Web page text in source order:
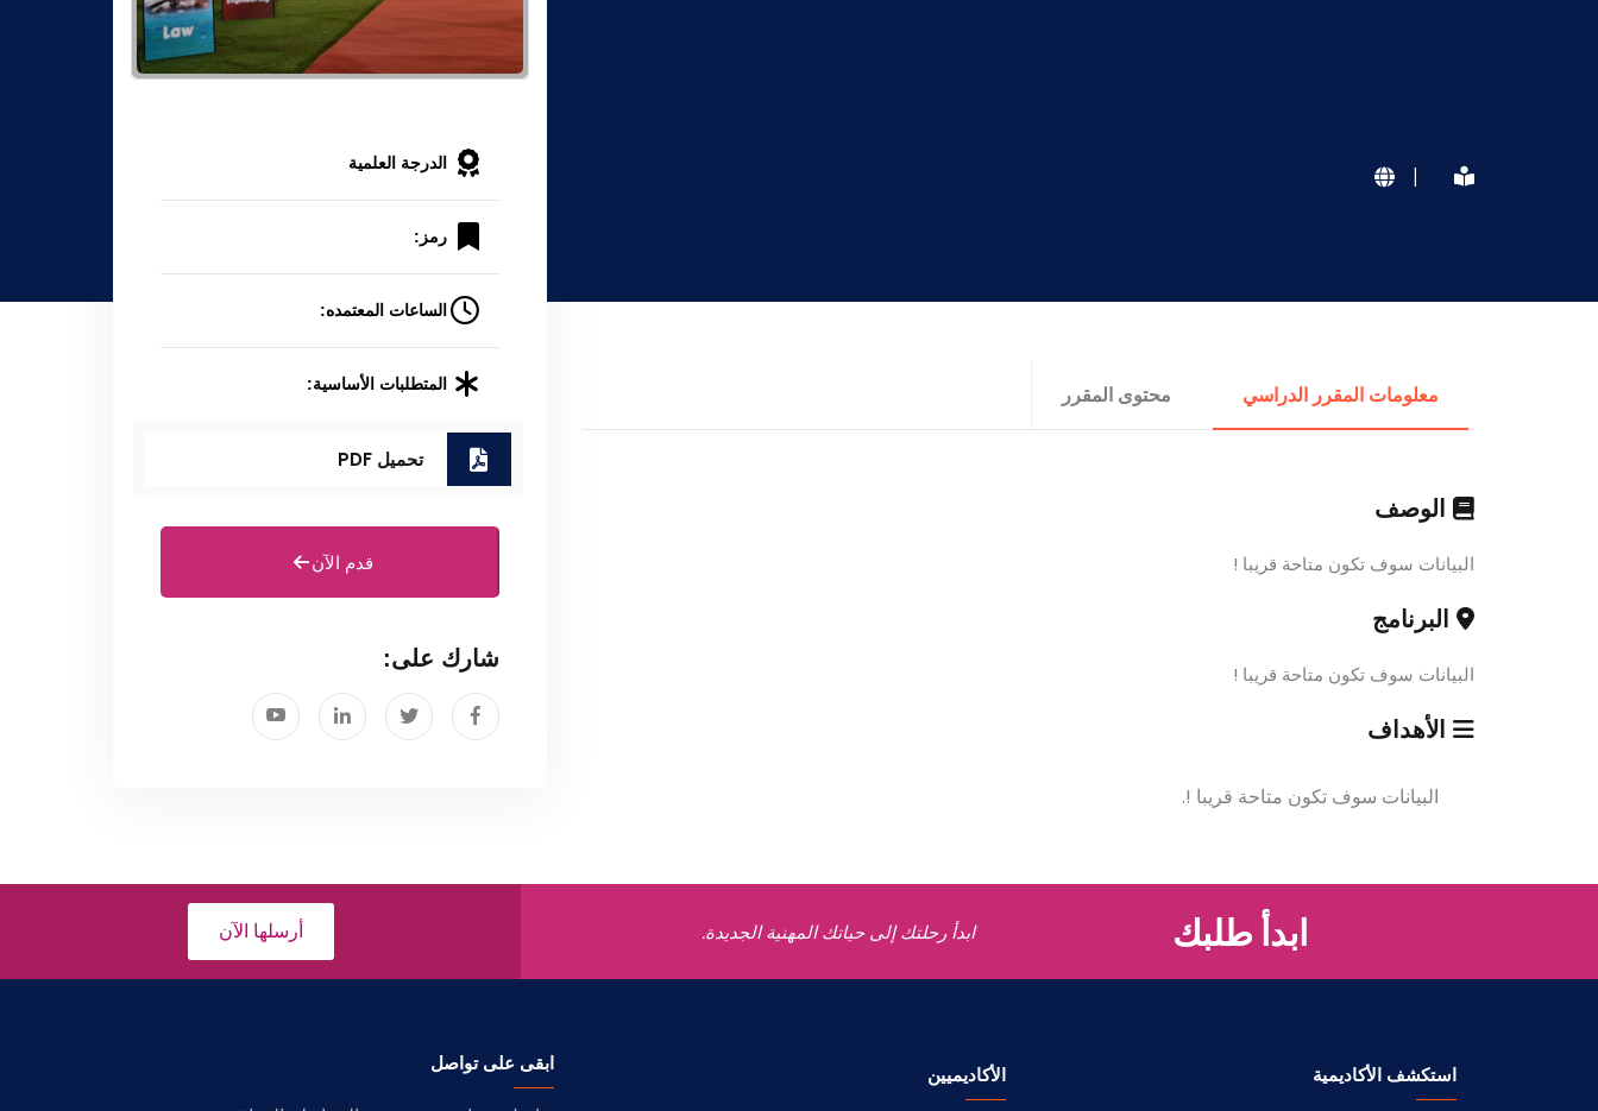
|
معلومات المقرر الدراسي محتوى المقرر
الوصف
البيانات سوف تكون متاحة قريبا !
البرنامج
البيانات سوف تكون متاحة قريبا !
الأهداف
البيانات سوف تكون متاحة قريبا !.
الدرجة العلمية
رمز:
الساعات المعتمده:
المتطلبات الأساسية:
تحميل PDF
قدم الآن
شارك على:
ابدأ طلبك ابدأ رحلتك إلى حياتك المهنية الجديدة. أرسلها الآن
استكشف الأكاديمية الأكاديميين
ابقى على تواصل